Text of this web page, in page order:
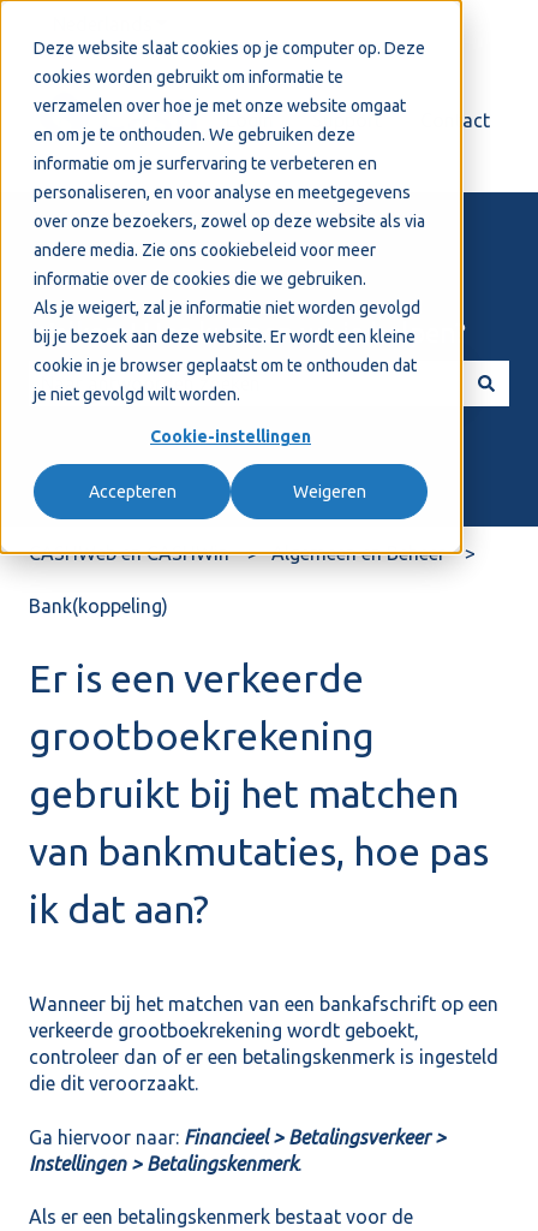
Deze website slaat cookies op je computer op. Deze
cookies worden gebruikt om informatie te
verzamelen over hoe je met onze website omgaat
en om je te onthouden. We gebruiken deze
informatie om je surfervaring te verbeteren en
personaliseren, en voor analyse en meetgegevens
over onze bezoekers, zowel op deze website als via
andere media. Zie ons cookiebeleid voor meer
informatie over de cookies die we gebruiken.
Als je weigert, zal je informatie niet worden gevolgd
bij je bezoek aan deze website. Er wordt een kleine
cookie in je browser geplaatst om te onthouden dat
je niet gevolgd wilt worden.
Cookie-instellingen
Accepteren Weigeren
Support Contact
Welkom! Hoe kunnen we je helpen?
CASHWeb en CASHWin Algemeen en Beheer
Bank(koppeling)
Er is een verkeerde
grootboekrekening
gebruikt bij het matchen
van bankmutaties, hoe pas
ik dat aan?
Wanneer bij het matchen van een bankafschrift op een
verkeerde grootboekrekening wordt geboekt,
controleer dan of er een betalingskenmerk is ingesteld
die dit veroorzaakt.
Ga hiervoor naar: Financieel > Betalingsverkeer >
Instellingen > Betalingskenmerk.
Als er een betalingskenmerk bestaat voor de